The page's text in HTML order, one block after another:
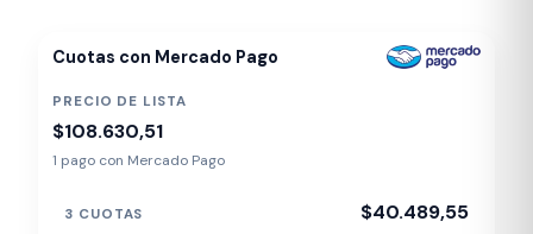
Cuotas con Mercado Pago
PRECIO DE LISTA
$108.630,51
1 pago con Mercado Pago
3 CUOTAS $40.489,55